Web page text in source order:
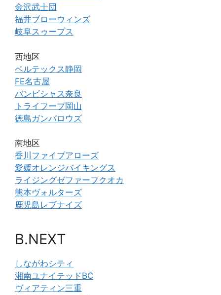
金沢武士団
福井ブローウィンズ
岐阜スゥープス
西地区
ベルテックス静岡
FE名古屋
バンビシャス奈良
トライフープ岡山
徳島ガンバロウズ
南地区
香川ファイブアローズ
愛媛オレンジバイキングス
ライジングゼファーフクオカ
熊本ヴォルターズ
鹿児島レブナイズ
B.NEXT
しながわシティ
湘南ユナイテッドBC
ヴィアティン三重